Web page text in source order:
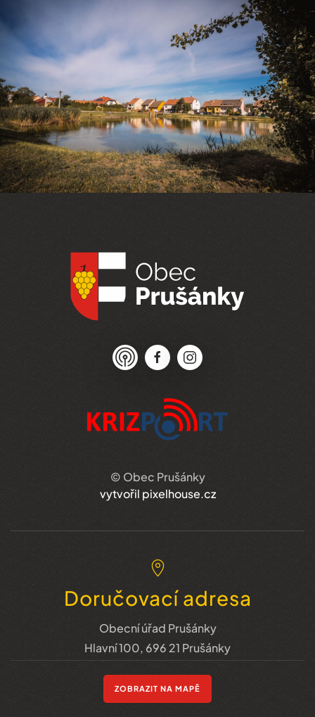
© Obec Prušánky
vytvořil pixelhouse.cz
Doručovací adresa
Obecní úřad Prušánky
Hlavní 100, 696 21 Prušánky
ZOBRAZIT NA MAPĚ